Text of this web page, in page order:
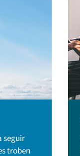
seguir
troben